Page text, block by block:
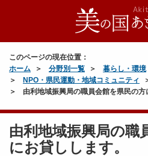
このページの現在位置：
ホーム
分野別一覧
暮らし・環境
NPO・県民運動・地域コミュニティ
由利地域振興局の職員会館を県民の方
由利地域振興局の職
にお貸しします。